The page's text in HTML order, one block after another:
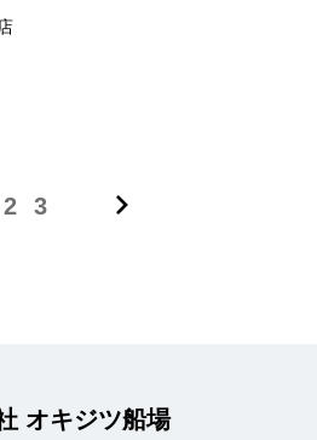
2 3
オキジツ船場